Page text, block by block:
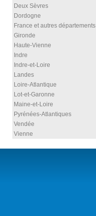
Deux Sèvres
Dordogne
France et autres départements
Gironde
Haute-Vienne
Indre
Indre-et-Loire
Landes
Loire-Atlantique
Lot-et-Garonne
Maine-et-Loire
Pyrénées-Atlantiques
Vendée
Vienne